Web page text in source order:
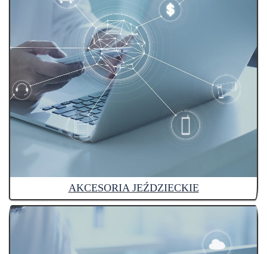
AKCESORIA JEŹDZIECKIE